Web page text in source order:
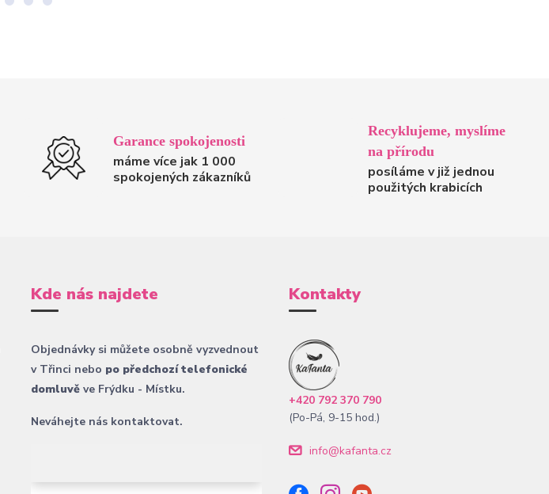
Garance spokojenosti
máme více jak 1 000
spokojených zákazníků
Recyklujeme, myslíme
na přírodu
posíláme v již jednou
použitých krabicích
Kde nás najdete
Objednávky si můžete osobně vyzvednout
v Třinci nebo po předchozí telefonické
domluvě ve Frýdku - Místku.
Neváhejte nás kontaktovat.
Kontakty
+420 792 370 790
(Po-Pá, 9-15 hod.)
info@kafanta.cz